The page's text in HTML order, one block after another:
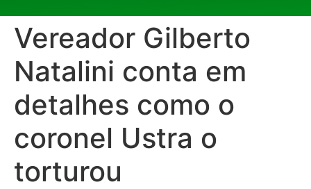
Vereador Gilberto
Natalini conta em
detalhes como o
coronel Ustra o
torturou